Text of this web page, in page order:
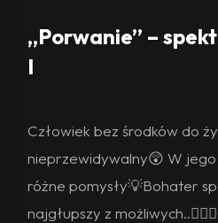
„Porwanie” –
I
Człowiek bez środków do
nieprzewidywalny😲 W
różne pomysły💡Bohater
najgłupszy z